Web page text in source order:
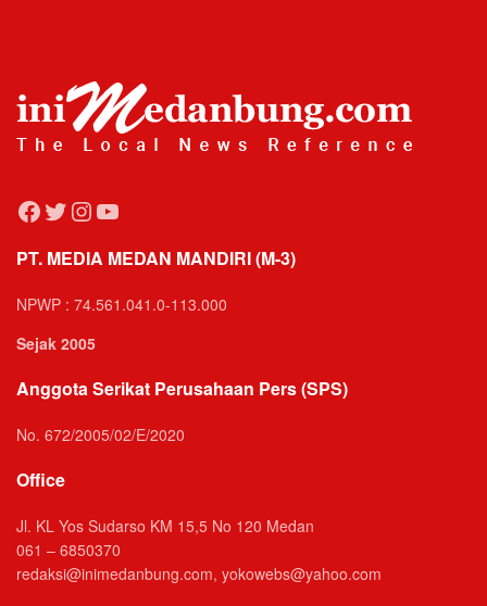
Facebook
Twitter
Instagram
YouTube
PT. MEDIA MEDAN MANDIRI (M-3)
NPWP : 74.561.041.0-113.000
Sejak 2005
Anggota Serikat Perusahaan Pers (SPS)
No. 672/2005/02/E/2020
Office
Jl. KL Yos Sudarso KM 15,5 No 120 Medan
061 – 6850370
redaksi@inimedanbung.com, yokowebs@yahoo.com